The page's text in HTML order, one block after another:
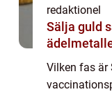
redaktionel
Sälja guld så får du ut mest av dina
Vilken fas är